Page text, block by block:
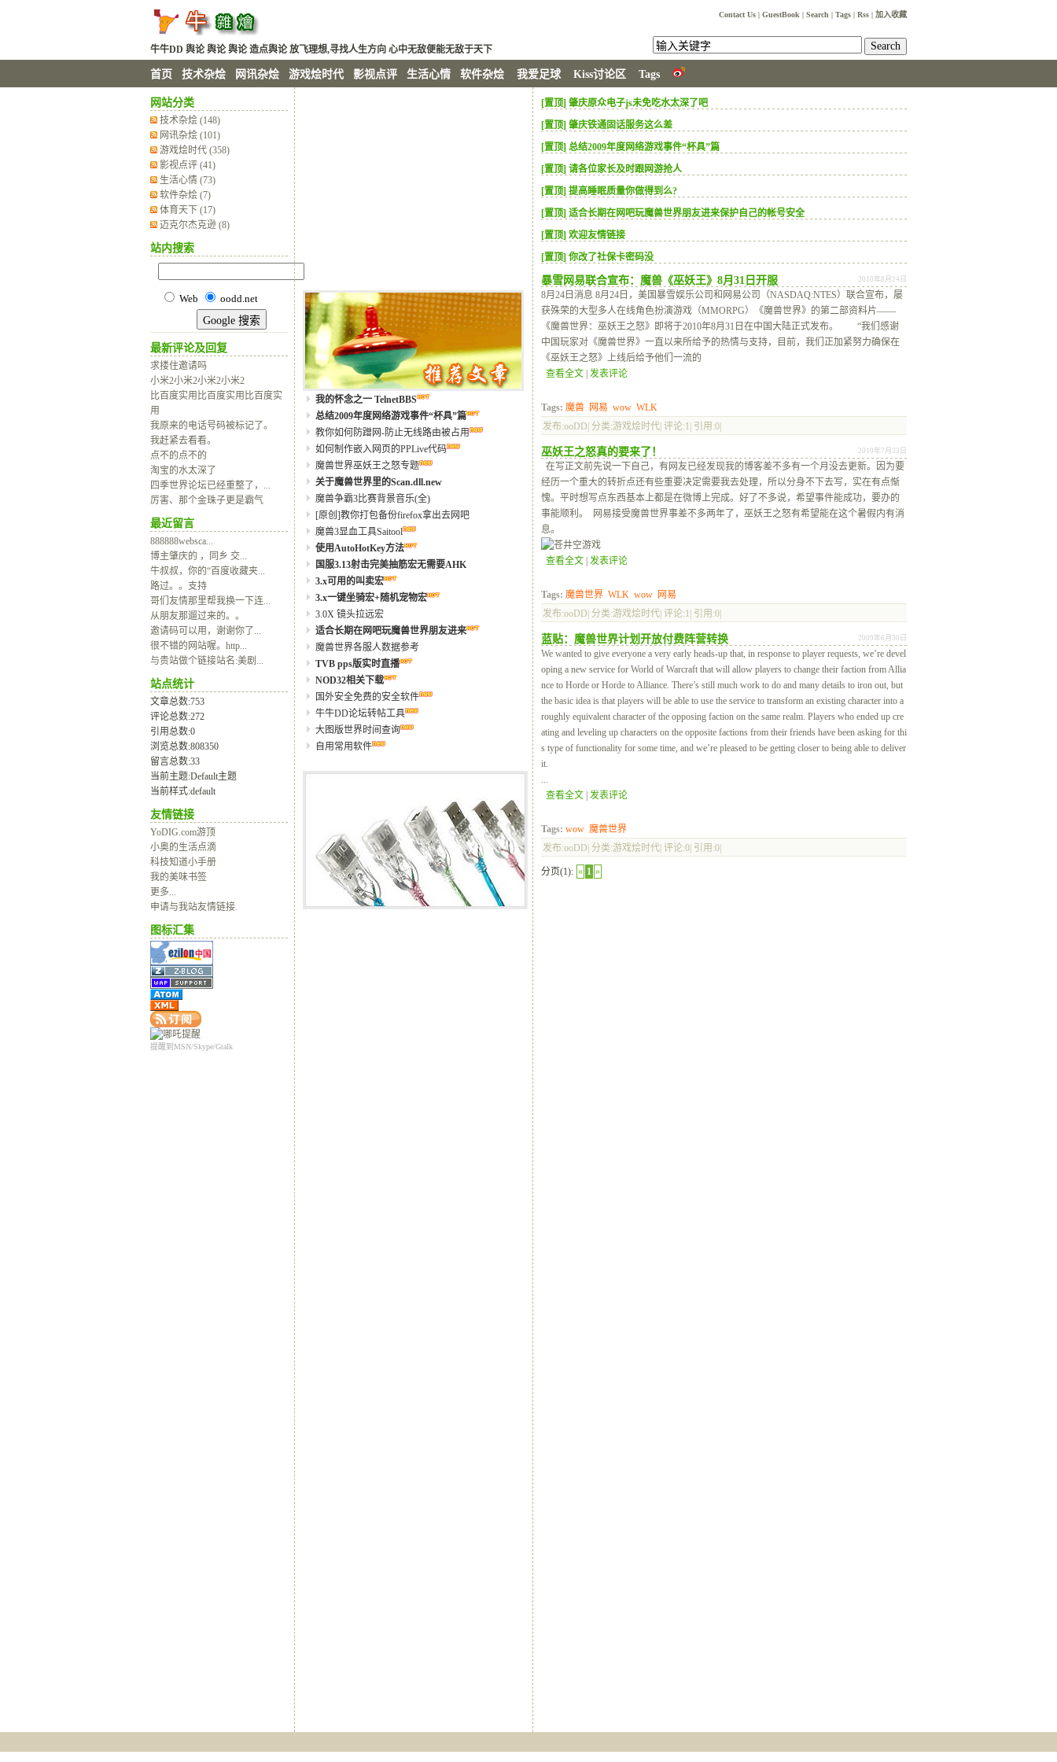
Contact Us | GuestBook | Search | Tags | Rss | 加入收藏
牛牛DD 舆论 舆论 舆论 造点舆论 放飞理想,寻找人生方向 心中无敌便能无敌于天下
首页 技术杂烩 网讯杂烩 游戏烩时代 影视点评 生活心情 软件杂烩 我爱足球 Kiss讨论区 Tags
网站分类
技术杂烩 (148)
网讯杂烩 (101)
游戏烩时代 (358)
影视点评 (41)
生活心情 (73)
软件杂烩 (7)
体育天下 (17)
迈克尔杰克逊 (8)
站内搜索
Web oodd.net
最新评论及回复
求搂住邀请吗
小米2小米2小米2小米2
比百度实用比百度实用比百度实
用
我原来的电话号码被标记了。
我赶紧去看看。
点不的点不的
淘宝的水太深了
四季世界论坛已经重整了，...
厉害、那个金珠子更是霸气
最近留言
888888websca...
博主肇庆的 ，同乡 交...
牛叔叔，你的“百度收藏夹...
路过。。支持
哥们友情那里帮我换一下连...
从朋友那遛过来的。。
邀请码可以用，谢谢你了...
很不错的网站喔。http...
与贵站做个链接站名:美剧...
站点统计
文章总数:753
评论总数:272
引用总数:0
浏览总数:808350
留言总数:33
当前主题:Default主题
当前样式:default
友情链接
YoDIG.com游顶
小奥的生活点滴
科技知道小手册
我的美味书签
更多...
申请与我站友情链接.
图标汇集
提醒到MSN/Skype/Gtalk
[置顶] 肇庆原众电子js未免吃水太深了吧
[置顶] 肇庆铁通固话服务这么差
[置顶] 总结2009年度网络游戏事件“杯具”篇
[置顶] 请各位家长及时跟网游抢人
[置顶] 提高睡眠质量你做得到么?
[置顶] 适合长期在网吧玩魔兽世界朋友进来保护自己的帐号安全
[置顶] 欢迎友情链接
[置顶] 你改了社保卡密码没
2010年8月24日
暴雪网易联合宣布：魔兽《巫妖王》8月31日开服
8月24日消息 8月24日，美国暴雪娱乐公司和网易公司（NASDAQ:NTES）联合宣布，屡
获殊荣的大型多人在线角色扮演游戏（MMORPG）《魔兽世界》的第二部资料片——
《魔兽世界：巫妖王之怒》即将于2010年8月31日在中国大陆正式发布。 “我们感谢
中国玩家对《魔兽世界》一直以来所给予的热情与支持，目前，我们正加紧努力确保在
《巫妖王之怒》上线后给予他们一流的
查看全文 发表评论
Tags: 魔兽 网易 wow WLK
发布:ooDD| 分类:游戏烩时代| 评论:1| 引用:0|
2010年7月23日
巫妖王之怒真的要来了！
在写正文前先说一下自己，有网友已经发现我的博客差不多有一个月没去更新。因为要
经历一个重大的转折点还有些重要决定需要我去处理，所以分身不下去写，实在有点惭
愧。平时想写点东西基本上都是在微博上完成。好了不多说，希望事件能成功，要办的
事能顺利。 网易接受魔兽世界事差不多两年了，巫妖王之怒有希望能在这个暑假内有消
息。
查看全文 发表评论
Tags: 魔兽世界 WLK wow 网易
发布:ooDD| 分类:游戏烩时代| 评论:1| 引用:0|
2009年6月30日
蓝贴：魔兽世界计划开放付费阵营转换
We wanted to give everyone a very early heads-up that, in response to player requests, we’re devel
oping a new service for World of Warcraft that will allow players to change their faction from Allia
nce to Horde or Horde to Alliance. There’s still much work to do and many details to iron out, but
the basic idea is that players will be able to use the service to transform an existing character into a
roughly equivalent character of the opposing faction on the same realm. Players who ended up cre
ating and leveling up characters on the opposite factions from their friends have been asking for thi
s type of functionality for some time, and we’re pleased to be getting closer to being able to deliver
it.
...
查看全文 发表评论
Tags: wow 魔兽世界
发布:ooDD| 分类:游戏烩时代| 评论:0| 引用:0|
分页(1): « 1 »
我的怀念之一 TelnetBBS
总结2009年度网络游戏事件“杯具”篇
教你如何防蹭网-防止无线路由被占用
如何制作嵌入网页的PPLive代码
魔兽世界巫妖王之怒专题
关于魔兽世界里的Scan.dll.new
魔兽争霸3比赛背景音乐(全)
[原创]教你打包备份firefox拿出去网吧
魔兽3显血工具Saitool
使用AutoHotKey方法
国服3.13射击完美抽筋宏无需要AHK
3.x可用的叫卖宏
3.x一键坐骑宏+随机宠物宏
3.0X 镜头拉远宏
适合长期在网吧玩魔兽世界朋友进来
魔兽世界各服人数据参考
TVB pps版实时直播
NOD32相关下载
国外安全免费的安全软件
牛牛DD论坛转帖工具
大图版世界时间查询
自用常用软件